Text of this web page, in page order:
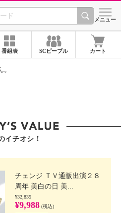
CHANNEL ショッ
メニュー
番組表 SCピープル カート
イチオシ！
チェンジ ＴＶ通販出演２８
周年 美白の日 美...
¥32,835
¥9,988 (税込)